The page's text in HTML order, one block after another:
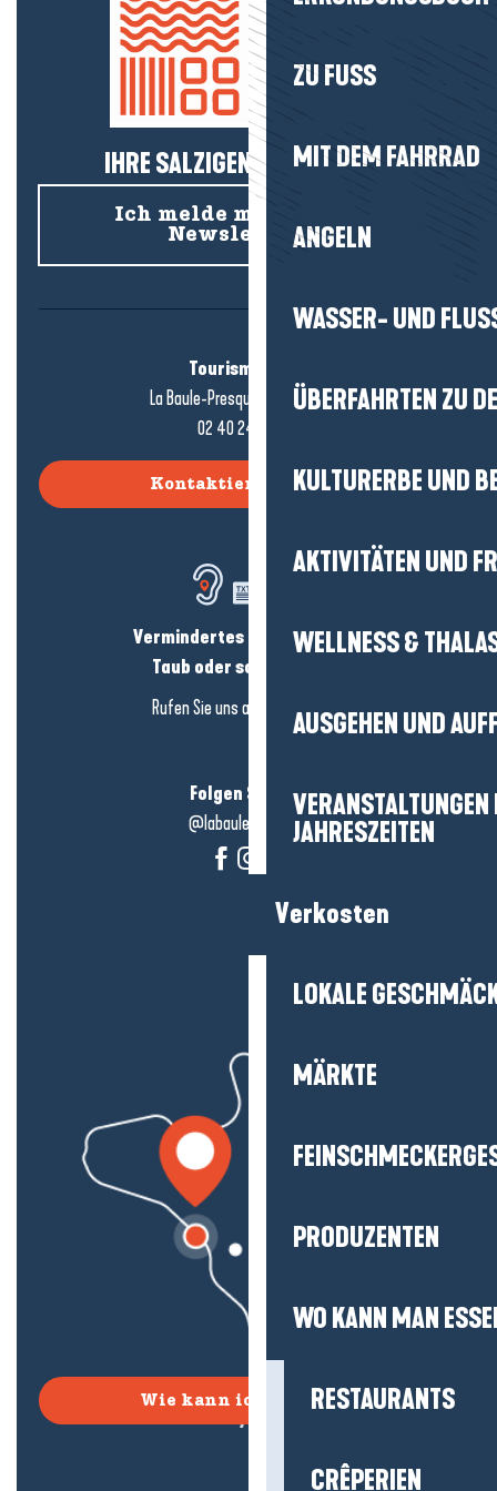
ZU FUSS
MIT DEM FAHRRAD
ANGELN
WASSER- UND
ÜBERFAHRTEN ZU
KULTURERBE UND
AKTIVITÄTEN UND
WELLNESS &
AUSGEHEN UND
JAHRESZEITEN
Verkosten
LOKALE
MÄRKTE
PRODUZENTEN
WO KANN MAN
RESTAURANTS
CRÊPERIEN
IHRE SALZIGEN NEUIGKEITEN!
Ich melde mich für den
Newsletter an
Tourismusbüro
La Baule-Presqu'île de Guérande
02 40 24 34 44
Kontaktieren Sie uns
Vermindertes Hörvermögen?
Taub oder schwerhörig?
Rufen Sie uns an in
hier klicken
Folgen Sie uns!
@labauleguérande
Wie kann ich kommen?